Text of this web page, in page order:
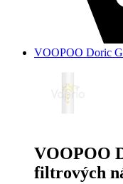
VOOPOO Doric
VOOPOO
filtrových